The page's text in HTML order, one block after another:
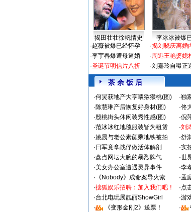
揭田壮壮徐帆情史 李冰冰被爆
·赵薇被爆已经怀孕
·李宇春爆遭母逼婚
·圣诞节明信片八折
·揭刘晓庆离婚
·周迅王艳婆媳
·刘嘉玲自曝正
茶 余 饭 后
·何炅获地产大亨喂猕猴桃(图) ·独
·陈慧琳产后恢复好身材(图) ·佟
·殷桃街头休闲装秀性感(图) ·倪
·范冰冰红地毯服装皆为租赁 ·刘
·姚晨与老公素颜乘地铁被拍 ·舒
· 日军竟拿战俘做活体解剖 ·实
·盘点网坛大腕的暴烈脾气 ·世
·美女办公室遭遇灵异事件 ·李
· 《Nobody》成命案导火索 ·孟
·搜狐娱乐招聘：加入我们吧！ ·点
·台北电玩展靓丽ShowGirl ·游
·
《变形金刚2》送票！ ·